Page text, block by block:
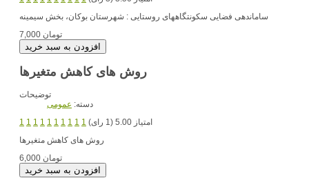
ساماندهی فضایی سکونتگاههای روستایی : شهرستان بوکان، بخش سیمینه
7,000 تومان
روش های کاهش متغیرها
توضیحات
دسته: عمومی
1 1 1 1 1 1 1 1 1 1
امتیاز 5.00 (1 رای)
6,000 تومان